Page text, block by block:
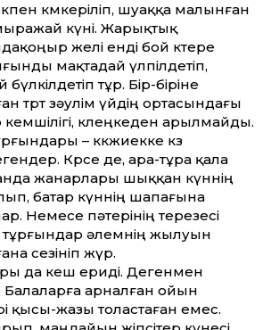
көмкеріліп, шуаққа малынған
күні. Жарықтық
желі енді бой көтере
мақтадай үлпілдетіп,
тұр. Бір-біріне
төрт зәулім үйдің ортасындағы
көлеңкеден арылмайды.
– көкжиекке көз
Көрсе де, ара-тұра қала
жанарлары шыққан күннің
батар күннің шапағына
Немесе пәтерінің терезесі
тұрғындар әлемнің жылуын
сезініп жүр.
да кеш ериді. Дегенмен
Балаларға арналған ойын
қысы-жазы толастаған емес.